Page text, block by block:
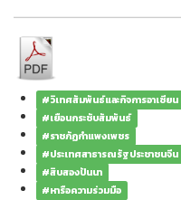
#วิเทศสัมพันธ์และกิจการอาเซีย
#เยือนกระชับสัมพันธ์
#ราชภัฏกำแพงเพชร
#ประเทศสาธารณรัฐประชาชนจีน
#สิบสองปันนา
#หารือความร่วมมือ